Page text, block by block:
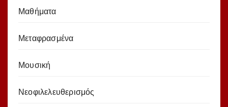
Μαθήματα
Μεταφρασμένα
Μουσική
Νεοφιλελευθερισμός